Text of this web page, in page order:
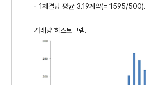
- 1체결당 평균 3.19계약(= 1595/500).
거래량 히스토그램.